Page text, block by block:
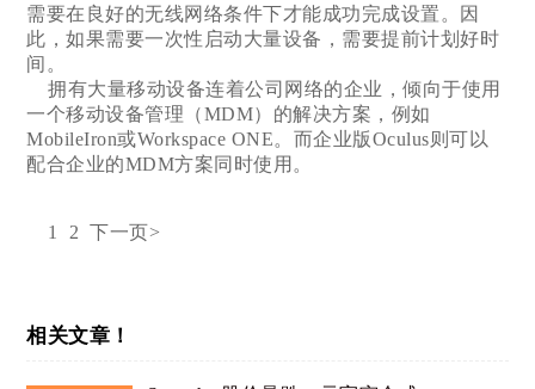
需要在良好的无线网络条件下才能成功完成设置。因
此，如果需要一次性启动大量设备，需要提前计划好时
间。
拥有大量移动设备连着公司网络的企业，倾向于使用
一个移动设备管理（MDM）的解决方案，例如
MobileIron或Workspace ONE。而企业版Oculus则可以
配合企业的MDM方案同时使用。
1 2 下一页>
相关文章！